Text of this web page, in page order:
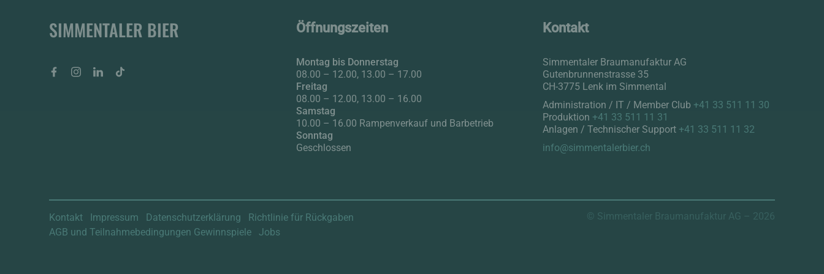
SIMMENTALER BIER
FacebookInstagramLinkedInTiktok
Öffnungszeiten
Montag bis Donnerstag
08.00 – 12.00, 13.00 – 17.00
Freitag
08.00 – 12.00, 13.00 – 16.00
Samstag
10.00 – 16.00 Rampenverkauf und Barbetrieb
Sonntag
Geschlossen
Kontakt
Simmentaler Braumanufaktur AG
Gutenbrunnenstrasse 35
CH-3775 Lenk im Simmental
Administration / IT / Member Club +41 33 511 11 30
Produktion +41 33 511 11 31
Anlagen / Technischer Support +41 33 511 11 32
info@simmentalerbier.ch
Kontakt Impressum Datenschutzerklärung
Richtlinie für Rückgaben
AGB und Teilnahmebedingungen Gewinnspiele
Jobs
© Simmentaler Braumanufaktur AG – 2026
BIST DU 18 JAHRE ALT ODER ÄLTER?